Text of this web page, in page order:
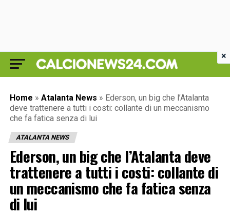
Home » Atalanta News » Ederson, un big che l’Atalanta
deve trattenere a tutti i costi: collante di un meccanismo
che fa fatica senza di lui
ATALANTA NEWS
Ederson, un big che l’Atalanta deve
trattenere a tutti i costi: collante di
un meccanismo che fa fatica senza
di lui
×